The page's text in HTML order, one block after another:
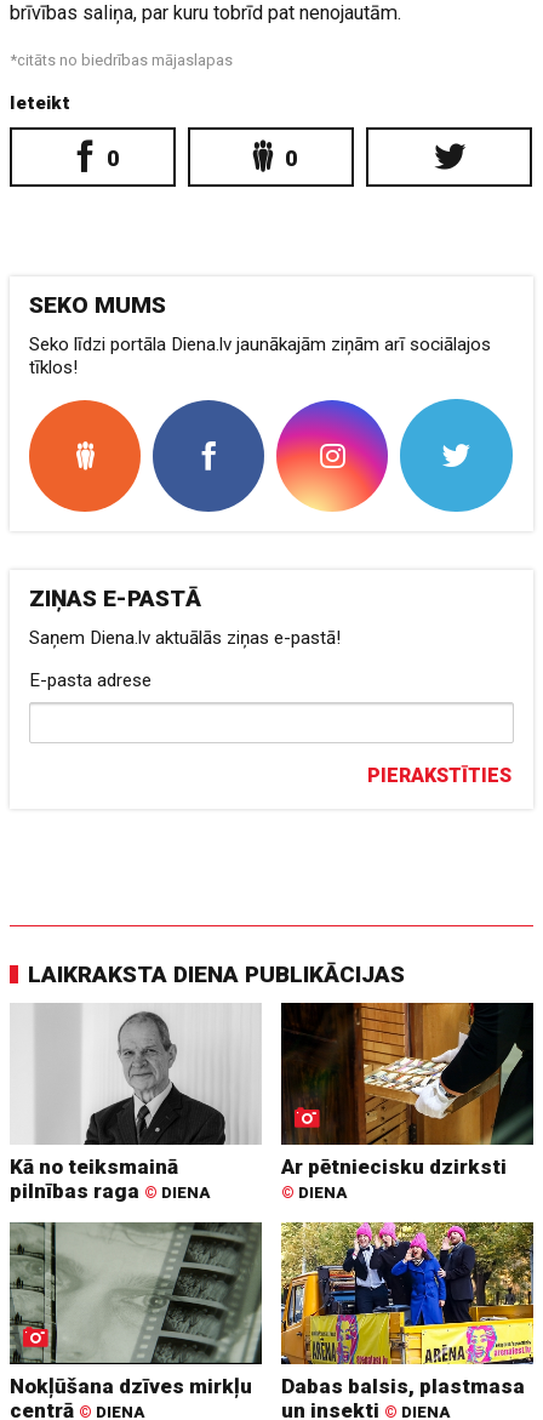
brīvības saliņa, par kuru tobrīd pat nenojautām.
*citāts no biedrības mājaslapas
Ieteikt
0 0
SEKO MUMS
Seko līdzi portāla Diena.lv jaunākajām ziņām arī sociālajos
tīklos!
ZIŅAS E-PASTĀ
Saņem Diena.lv aktuālās ziņas e-pastā!
E-pasta adrese
PIERAKSTĪTIES
LAIKRAKSTA DIENA PUBLIKĀCIJAS
Kā no teiksmainā
pilnības raga © DIENA
Ar pētniecisku dzirksti
© DIENA
Nokļūšana dzīves mirkļu
centrā © DIENA
Dabas balsis, plastmasa
un insekti © DIENA